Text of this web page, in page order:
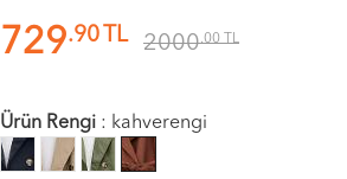
729.90 TL 2000.00 TL
Ürün Rengi : kahverengi